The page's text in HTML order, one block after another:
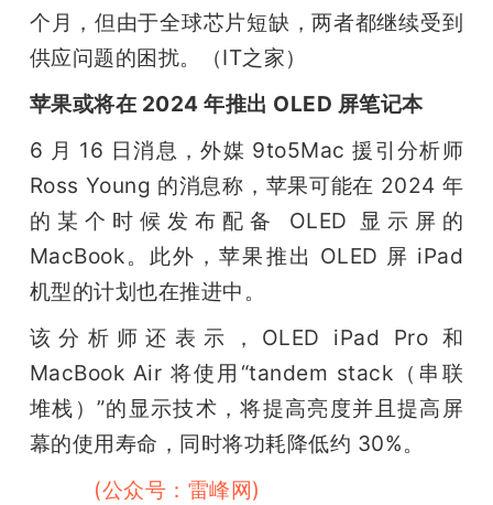
个月，但由于全球芯片短缺，两者都继续受到
供应问题的困扰。（IT之家）
苹果或将在 2024 年推出 OLED 屏笔记本
6 月 16 日消息，外媒 9to5Mac 援引分析师
Ross Young 的消息称，苹果可能在 2024 年
的某个时候发布配备 OLED 显示屏的
MacBook。此外，苹果推出 OLED 屏 iPad
机型的计划也在推进中。
该分析师还表示，OLED iPad Pro 和
MacBook Air 将使用“tandem stack（串联
堆栈）”的显示技术，将提高亮度并且提高屏
幕的使用寿命，同时将功耗降低约 30%。
(公众号：雷峰网)